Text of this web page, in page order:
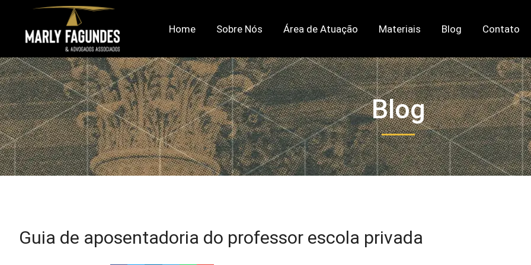
Home Sobre Nós Área de Atuação Materiais Blog Contato
Blog
Guia de aposentadoria do professor escola privada